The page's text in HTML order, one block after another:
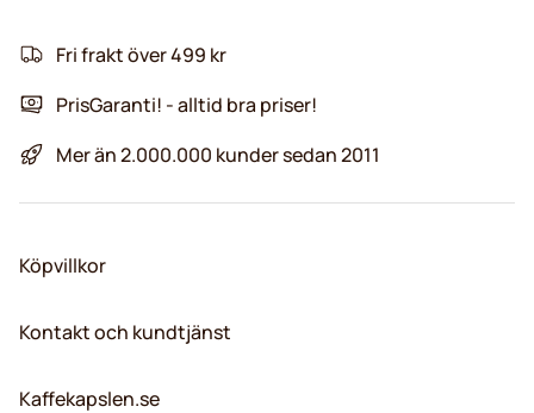
Fri frakt över 499 kr
PrisGaranti! - alltid bra priser!
Mer än 2.000.000 kunder sedan 2011
Köpvillkor
Kontakt och kundtjänst
Kaffekapslen.se